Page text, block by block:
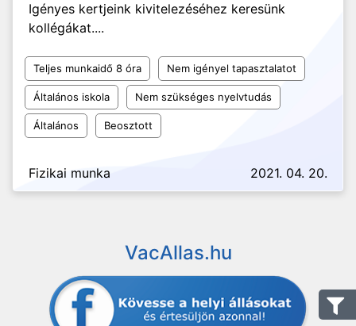
Igényes kertjeink kivitelezéséhez keresünk
kollégákat....
Teljes munkaidő 8 óra Nem igényel tapasztalatot
Általános iskola Nem szükséges nyelvtudás
Általános Beosztott
Fizikai munka 2021. 04. 20.
VacAllas.hu